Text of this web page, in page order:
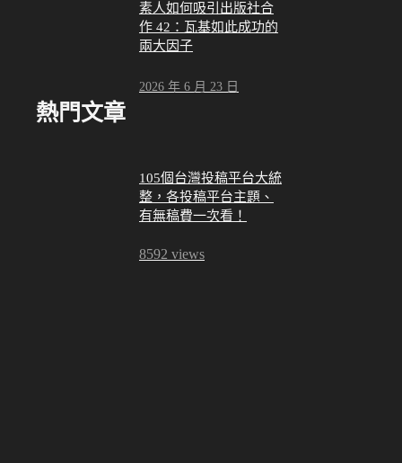
素人如何吸引出版社合
作 42：瓦基如此成功的
兩大因子
2026 年 6 月 23 日
熱門文章
105個台灣投稿平台大統
整，各投稿平台主題、
有無稿費一次看！
8592 views